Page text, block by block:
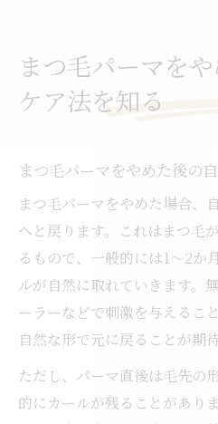
まつ毛パーマを
ケア法を知る
まつ毛パーマをやめた後の
まつ毛パーマをやめた場合、
へと戻ります。これはまつ毛
るもので、一般的には1〜2か
ルが自然に取れていきます。
ーラーなどで刺激を与えるこ
自然な形で元に戻ることが期
ただし、パーマ直後は毛先の
的にカールが残ることがあり